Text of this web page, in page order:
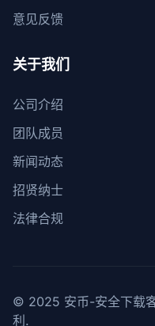
意见反馈
关于我们
公司介绍
团队成员
新闻动态
招贤纳士
法律合规
© 2025 安币-安全下载
利.